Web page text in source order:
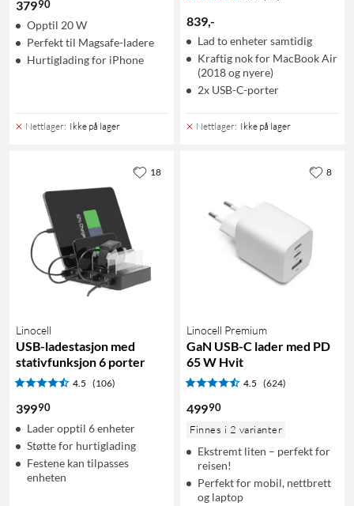
37990
Opptil 20 W
Perfekt til Magsafe-ladere
Hurtiglading for iPhone
Nettlager: Ikke på lager
839,-
Lad to enheter samtidig
Kraftig nok for MacBook Air
(2018 og nyere)
2x USB-C-porter
Nettlager: Ikke på lager
Linocell
USB-ladestasjon med
stativfunksjon 6 porter
4.5 (106)
39990
Lader opptil 6 enheter
Støtte for hurtiglading
Festene kan tilpasses
enheten
18
Linocell Premium
GaN USB-C lader med PD
65 W Hvit
4.5 (624)
49990
Finnes i 2 varianter
Ekstremt liten – perfekt for
reisen!
Perfekt for mobil, nettbrett
og laptop
8